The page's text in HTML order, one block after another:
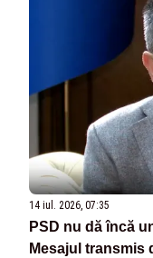
14 iul. 2026, 07:35
PSD nu dă încă
Mesajul transmis